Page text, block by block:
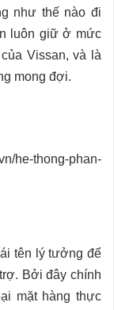
như thế nào đi
luôn giữ ở mức
Vissan, và là
mong đợi.
he-thong-phan-
tên lý tưởng để
Bởi đây chính
mặt hàng thực